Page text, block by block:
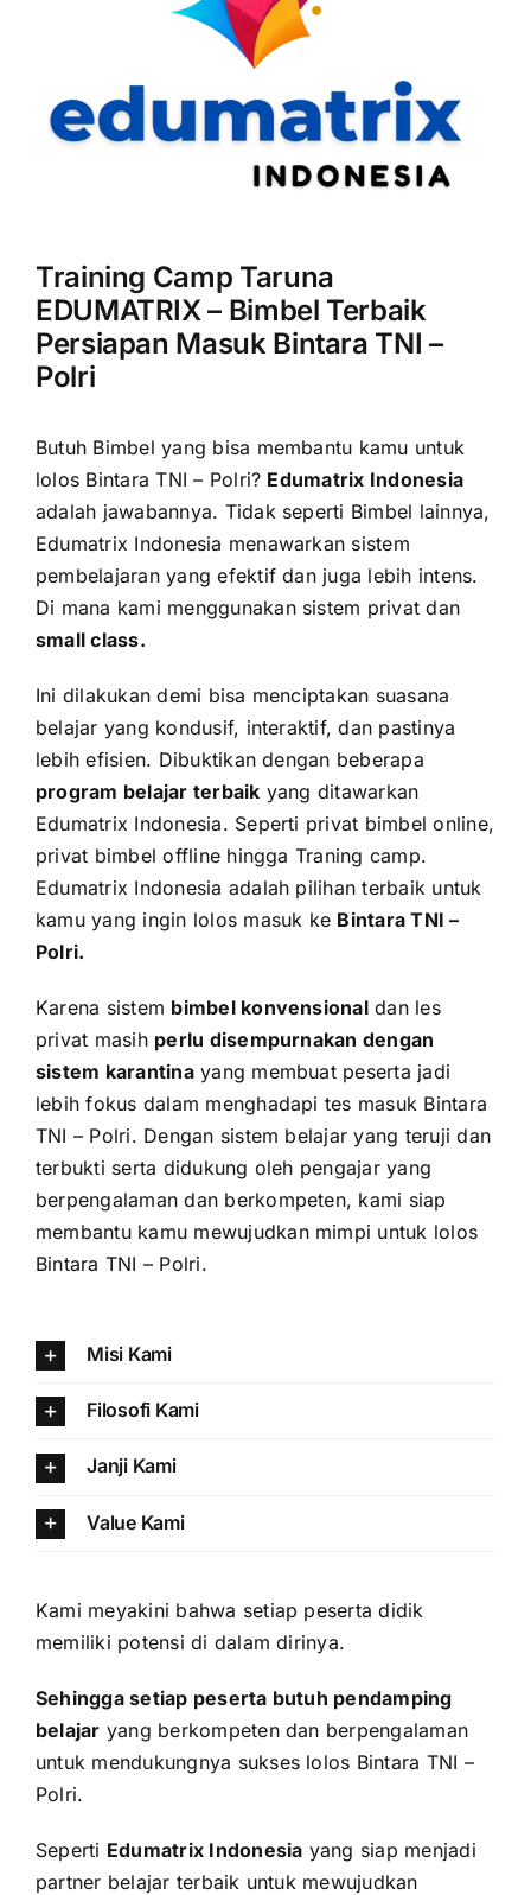
Training Camp Taruna
EDUMATRIX – Bimbel Terbaik
Persiapan Masuk Bintara TNI –
Polri
Butuh Bimbel yang bisa membantu kamu untuk
lolos Bintara TNI – Polri? Edumatrix Indonesia
adalah jawabannya. Tidak seperti Bimbel lainnya,
Edumatrix Indonesia menawarkan sistem
pembelajaran yang efektif dan juga lebih intens.
Di mana kami menggunakan sistem privat dan
small class.
Ini dilakukan demi bisa menciptakan suasana
belajar yang kondusif, interaktif, dan pastinya
lebih efisien. Dibuktikan dengan beberapa
program belajar terbaik yang ditawarkan
Edumatrix Indonesia. Seperti privat bimbel online,
privat bimbel offline hingga Traning camp.
Edumatrix Indonesia adalah pilihan terbaik untuk
kamu yang ingin lolos masuk ke Bintara TNI –
Polri.
Karena sistem bimbel konvensionaldan les
privat masih perlu disempurnakan dengan
sistem karantinayang membuat peserta jadi
lebih fokus dalam menghadapi tes masuk Bintara
TNI – Polri. Dengan sistem belajar yang teruji dan
terbukti serta didukung oleh pengajar yang
berpengalaman dan berkompeten, kami siap
membantu kamu mewujudkan mimpi untuk lolos
Bintara TNI – Polri.
Misi Kami
Filosofi Kami
Janji Kami
Value Kami
Kami meyakini bahwa setiap peserta didik
memiliki potensi di dalam dirinya.
Sehingga setiap peserta butuh pendamping
belajar yang berkompeten dan berpengalaman
untuk mendukungnya sukses lolos Bintara TNI –
Polri.
Seperti Edumatrix Indonesia yang siap menjadi
partner belajar terbaik untuk mewujudkan